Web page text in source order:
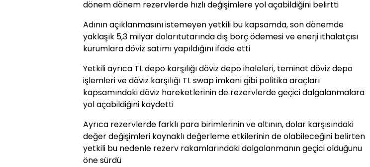
dönem dönem rezervlerde hızlı değişimlere yol açabildiğini belirtti
Adının açıklanmasını istemeyen yetkili bu kapsamda, son dönemde
yaklaşık 5,3 milyar dolarıtutarında dış borç ödemesi ve enerji ithalatçısı
kurumlara döviz satımı yapıldığını ifade etti
Yetkili ayrıca TL depo karşılığı döviz depo ihaleleri, teminat döviz depo
işlemleri ve döviz karşılığı TL swap imkanı gibi politika araçları
kapsamındaki döviz hareketlerinin de rezervlerde geçici dalgalanmalara
yol açabildiğini kaydetti
Ayrıca rezervlerde farklı para birimlerinin ve altının, dolar karşısındaki
değer değişimleri kaynaklı değerleme etkilerinin de olabileceğini belirten
yetkili bu nedenle rezerv rakamlarındaki dalgalanmanın geçici olduğunu
öne sürdü